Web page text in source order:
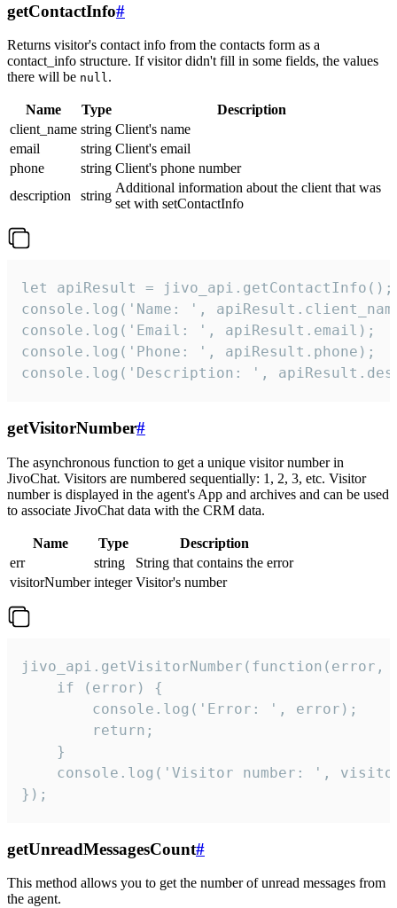
getContactInfo#
Returns visitor's contact info from the contacts form as a
contact_info structure. If visitor didn't fill in some fields, the values
there will be null.
Name Type
Description
client_name string Client's name
email
string Client's email
phone
string Client's phone number
description
string
Additional information about the client that was
set with setContactInfo
let apiResult = jivo_api.getContactInfo();
console.log('Name: ',
console.log('Email: ', apiResult.email);
console.log('Phone: ', apiResult.phone);
console.log('Description: ',
getVisitorNumber#
The asynchronous function to get a unique visitor number in
JivoChat. Visitors are numbered sequentially: 1, 2, 3, etc. Visitor
number is displayed in the agent's App and archives and can be used
to associate JivoChat data with the CRM data.
Name Type
Description
err
string
String that contains the error
visitorNumber integer Visitor's number
jivo_api.getVisitorNumber(function(error,
    if (error) {
        console.log('Error: ', error);
        return;
    }
console.log('Visitor number: ',
});
getUnreadMessagesCount#
This method allows you to get the number of unread messages from
the agent.